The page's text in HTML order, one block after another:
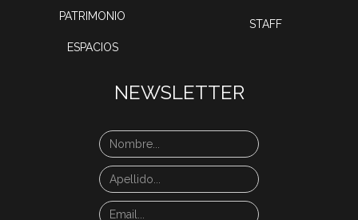
PATRIMONIO
ESPACIOS
STAFF
NEWSLETTER